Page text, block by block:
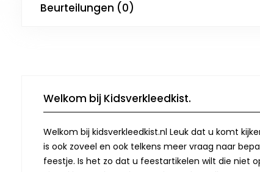
Beurteilungen (0)
Welkom bij Kidsverkleedkist.
Welkom bij kidsverkleedkist.nl Leuk dat u komt
is ook zoveel en ook telkens meer vraag naar
feestje. Is het zo dat u feestartikelen wilt die niet